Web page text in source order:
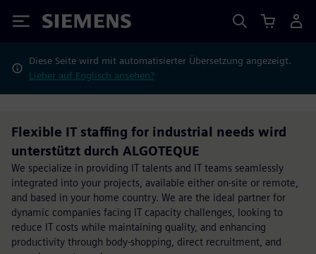
Siemens
Diese Seite wird mit automatisierter Übersetzung angezeigt.
Lieber auf Englisch ansehen?
Flexible IT staffing for industrial needs wird
unterstützt durch ALGOTEQUE
We specialize in providing IT talents and IT teams seamlessly
integrated into your projects, available either on-site or remote,
and based in your home country. We are the ideal partner for
dynamic companies facing IT capacity challenges, looking to
reduce IT costs while maintaining quality, and enhancing
productivity through body-shopping, direct recruitment, and